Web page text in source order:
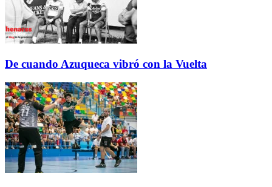
De cuando Azuqueca vibró con la Vuelta